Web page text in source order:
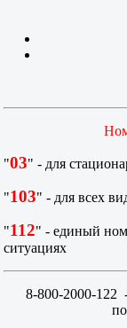
"03" - для
"103" - для всех
"112" - единый
ситуациях
8-800-2000-122